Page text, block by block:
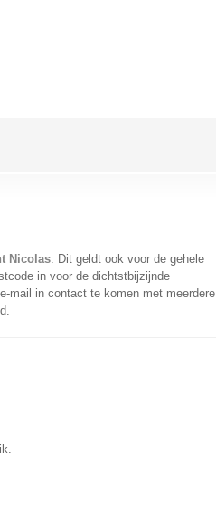
Nicolas. Dit geldt ook voor de gehele
in voor de dichtstbijzijnde
mail in contact te komen met meerdere